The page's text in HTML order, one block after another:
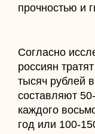
прочностью и
Согласно
россиян
тысяч рублей
составляют
каждого
год или 100-